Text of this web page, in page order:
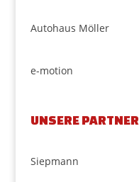
Autohaus Möller
e-motion
UNSERE PARTNER
Siepmann